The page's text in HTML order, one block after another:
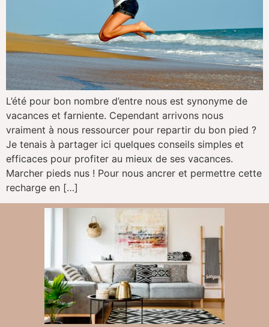
L’été pour bon nombre d’entre nous est synonyme de
vacances et farniente. Cependant arrivons nous
vraiment à nous ressourcer pour repartir du bon pied ?
Je tenais à partager ici quelques conseils simples et
efficaces pour profiter au mieux de ses vacances.
Marcher pieds nus ! Pour nous ancrer et permettre cette
recharge en […]